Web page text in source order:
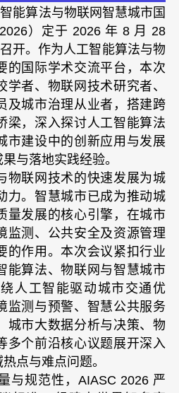
能算法与物联网智慧城市国
）定于 2026 年 8 月 28
开。作为人工智能算法与物
的国际学术交流平台，本次
者、物联网技术研究者、
及城市治理从业者，搭建跨
梁，深入探讨人工智能算法
市建设中的创新应用与发展
与落地实践经验。
物联网技术的快速发展为城
力。智慧城市已成为推动城
量发展的核心引擎，在城市
监测、公共安全及资源管理
的作用。本次会议紧扣行业
能算法、物联网与智慧城市
人工智能驱动城市交通优
监测与预警、智慧公共服务
城市大数据分析与决策、物
多个前沿核心议题展开深入
点与难点问题。
与规范性，AIASC 2026 严